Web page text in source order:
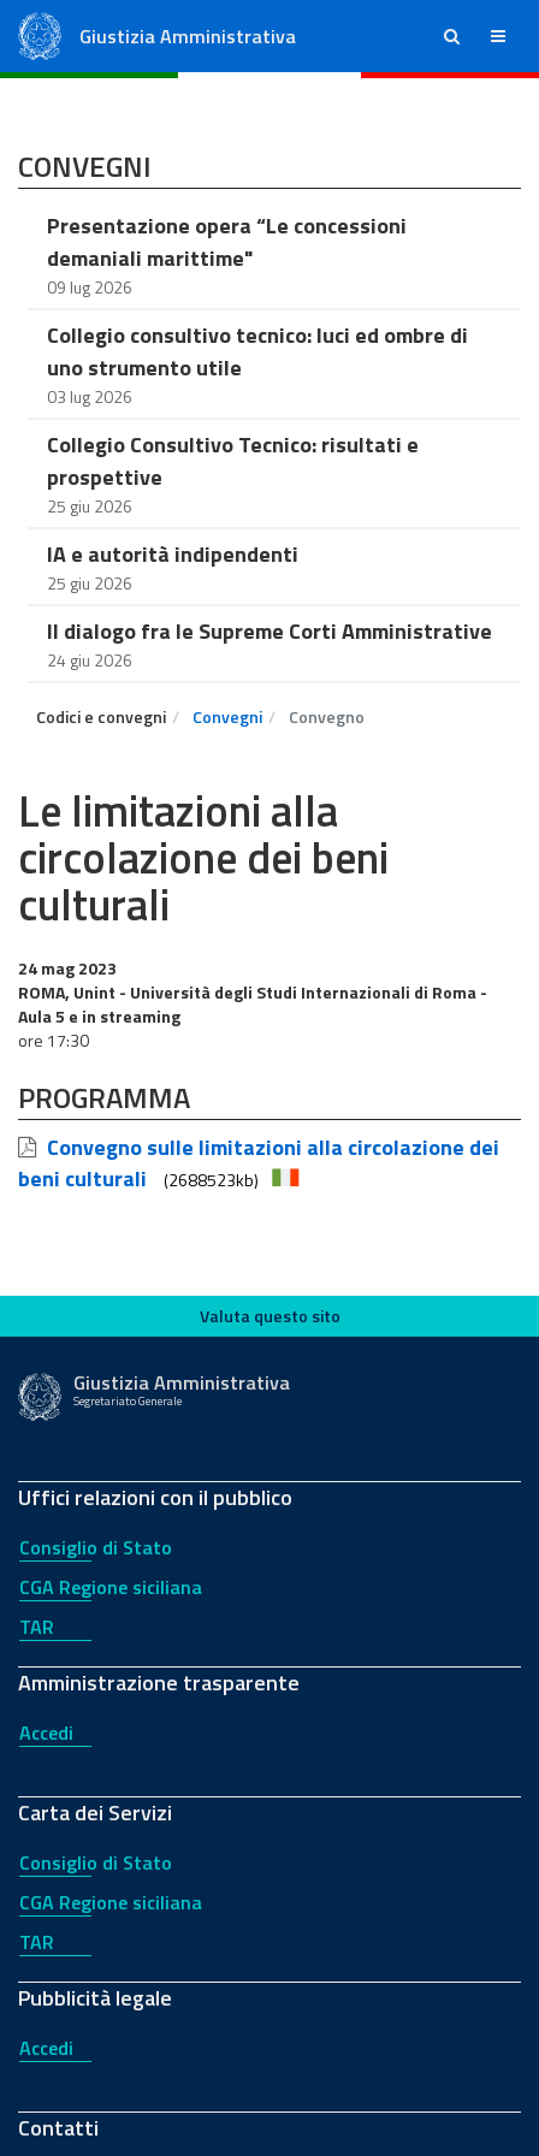
Giustizia Amministrativa ricerca menu
CONVEGNI
Presentazione opera “Le concessioni
demaniali marittime"
09 lug 2026
Collegio consultivo tecnico: luci ed ombre di
uno strumento utile
03 lug 2026
Collegio Consultivo Tecnico: risultati e
prospettive
25 giu 2026
IA e autorità indipendenti
25 giu 2026
Il dialogo fra le Supreme Corti Amministrative
24 giu 2026
Codici e convegni Convegni Convegno
Le limitazioni alla
circolazione dei beni
culturali
24 mag 2023
ROMA, Unint - Università degli Studi Internazionali di Roma -
Aula 5 e in streaming
ore 17:30
PROGRAMMA
Convegno sulle limitazioni alla circolazione dei
beni culturali
(2688523kb)
Valuta questo sito
Valuta questo sito
Giustizia Amministrativa
Segretariato Generale
Uffici relazioni con il pubblico
Consiglio di Stato
CGA Regione siciliana
TAR
Amministrazione trasparente
Accedi
Carta dei Servizi
Consiglio di Stato
CGA Regione siciliana
TAR
Pubblicità legale
Accedi
Contatti